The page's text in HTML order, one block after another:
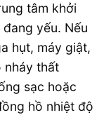
tâm khởi
yếu. Nếu
hụt, máy giật,
nháy thất
sạc hoặc
hồ nhiệt độ